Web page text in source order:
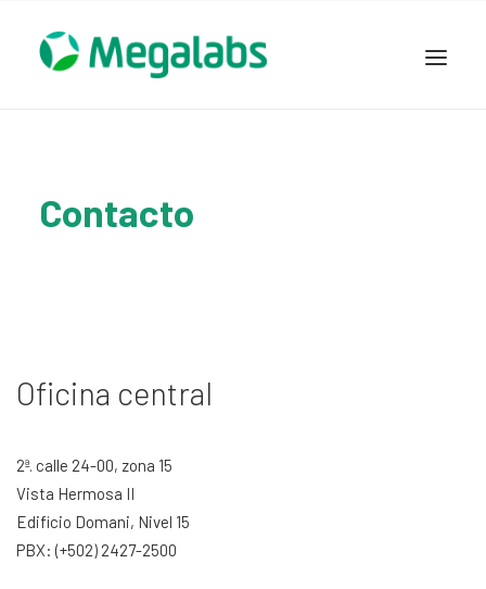
DSLABS
NOVEDADES
TRABAJAR EN MEGALABS
CONTACTO
Contacto
Oficina central
2ª. calle 24-00, zona 15
Vista Hermosa II
Edificio Domani, Nivel 15
PBX: (+502) 2427-2500